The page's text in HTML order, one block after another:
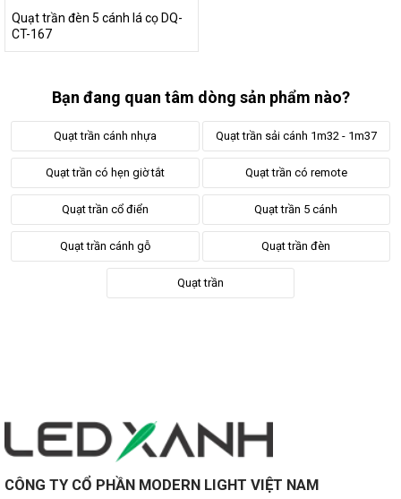
Quạt trần đèn 5 cánh lá cọ DQ-
CT-167
Bạn đang quan tâm dòng sản phẩm nào?
Quạt trần cánh nhựa Quạt trần sải cánh 1m32 - 1m37
Quạt trần có hẹn giờ tắt Quạt trần có remote
Quạt trần cổ điển Quạt trần 5 cánh
Quạt trần cánh gỗ Quạt trần đèn
Quạt trần
CÔNG TY CỔ PHẦN MODERN LIGHT VIỆT NAM